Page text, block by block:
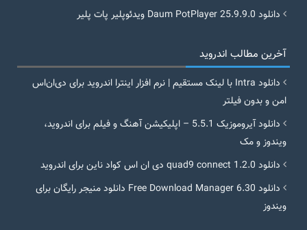
دانلود Daum PotPlayer 25.9.9.0 ویدئوپلیر پات پلیر
آخرین مطالب اندروید
دانلود Intra با لینک مستقیم | نرم افزار اینترا اندروید برای دی‌ان‌اس
امن و بدون فیلتر
دانلود آیروموزیک 5.5.1 – اپلیکیشن آهنگ و فیلم برای اندروید،
ویندوز و مک
دانلود quad9 connect 1.2.0 دی ان اس کواد ناین برای اندروید
دانلود Free Download Manager 6.30 دانلود منیجر رایگان برای
ویندوز